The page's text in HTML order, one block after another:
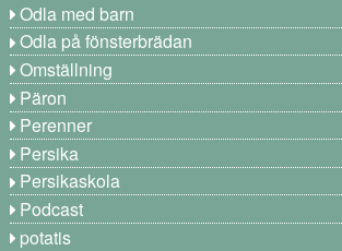
Odla med barn
Odla på fönsterbrädan
Omställning
Päron
Perenner
Persika
Persikaskola
Podcast
potatis